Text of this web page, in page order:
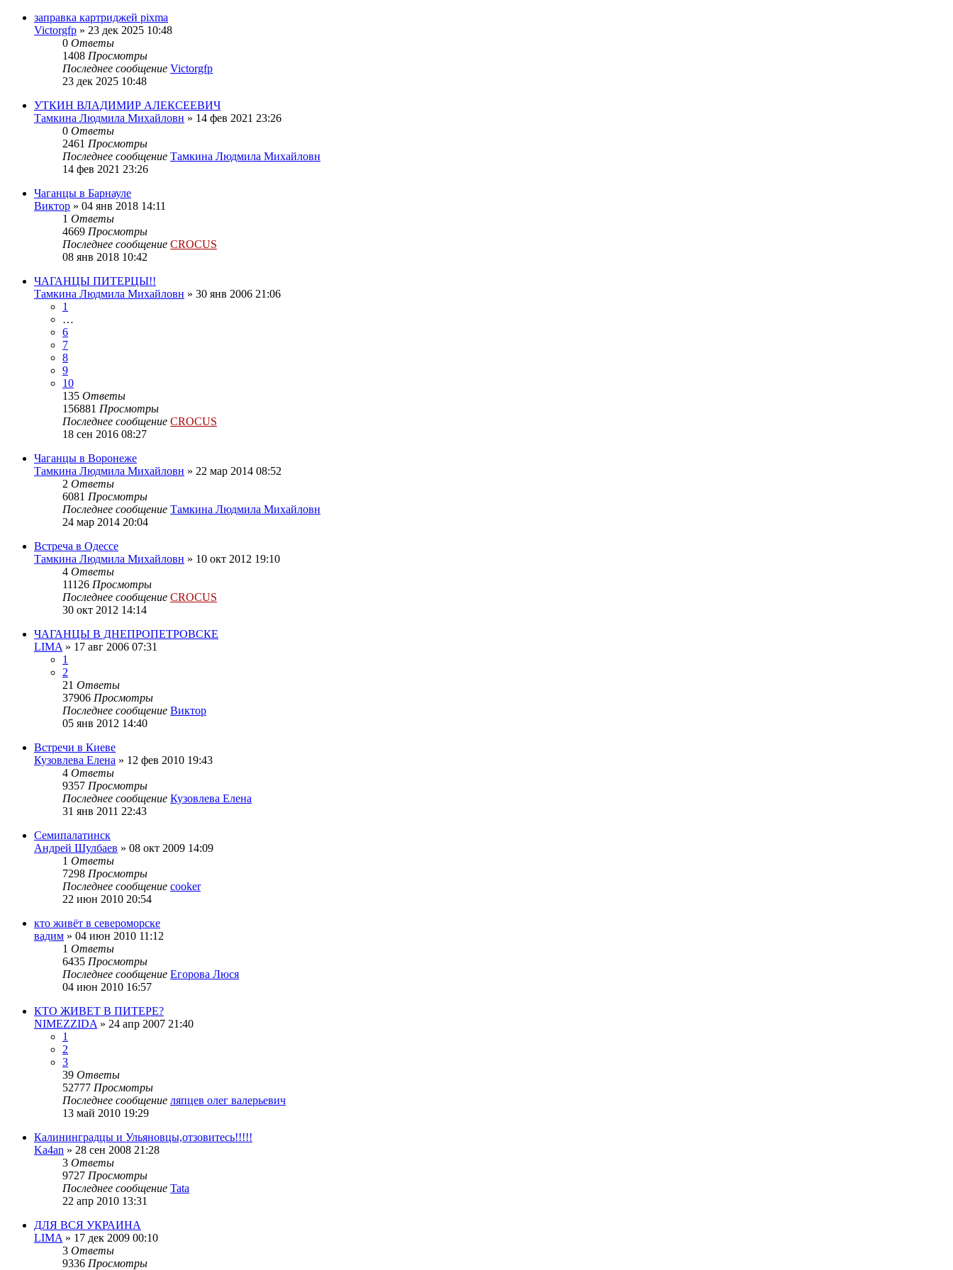
заправка картриджей pixma
Victorgfp » 23 дек 2025 10:48
0 Ответы
1408 Просмотры
Последнее сообщение Victorgfp
23 дек 2025 10:48
УТКИН ВЛАДИМИР АЛЕКСЕЕВИЧ
Тамкина Людмила Михайловн » 14 фев 2021 23:26
0 Ответы
2461 Просмотры
Последнее сообщение Тамкина Людмила Михайловн
14 фев 2021 23:26
Чаганцы в Барнауле
Виктор » 04 янв 2018 14:11
1 Ответы
4669 Просмотры
Последнее сообщение CROCUS
08 янв 2018 10:42
ЧАГАНЦЫ ПИТЕРЦЫ!!
Тамкина Людмила Михайловн » 30 янв 2006 21:06
1
…
6
7
8
9
10
135 Ответы
156881 Просмотры
Последнее сообщение CROCUS
18 сен 2016 08:27
Чаганцы в Воронеже
Тамкина Людмила Михайловн » 22 мар 2014 08:52
2 Ответы
6081 Просмотры
Последнее сообщение Тамкина Людмила Михайловн
24 мар 2014 20:04
Встреча в Одессе
Тамкина Людмила Михайловн » 10 окт 2012 19:10
4 Ответы
11126 Просмотры
Последнее сообщение CROCUS
30 окт 2012 14:14
ЧАГАНЦЫ В ДНЕПРОПЕТРОВСКЕ
LIMA » 17 авг 2006 07:31
1
2
21 Ответы
37906 Просмотры
Последнее сообщение Виктор
05 янв 2012 14:40
Встречи в Киеве
Кузовлева Елена » 12 фев 2010 19:43
4 Ответы
9357 Просмотры
Последнее сообщение Кузовлева Елена
31 янв 2011 22:43
Семипалатинск
Андрей Шулбаев » 08 окт 2009 14:09
1 Ответы
7298 Просмотры
Последнее сообщение cooker
22 июн 2010 20:54
кто живёт в североморске
вадим » 04 июн 2010 11:12
1 Ответы
6435 Просмотры
Последнее сообщение Егорова Люся
04 июн 2010 16:57
КТО ЖИВЕТ В ПИТЕРЕ?
NIMEZZIDA » 24 апр 2007 21:40
1
2
3
39 Ответы
52777 Просмотры
Последнее сообщение ляпцев олег валерьевич
13 май 2010 19:29
Калининградцы и Ульяновцы,отзовитесь!!!!!
Ka4an » 28 сен 2008 21:28
3 Ответы
9727 Просмотры
Последнее сообщение Tata
22 апр 2010 13:31
ДЛЯ ВСЯ УКРАИНА
LIMA » 17 дек 2009 00:10
3 Ответы
9336 Просмотры